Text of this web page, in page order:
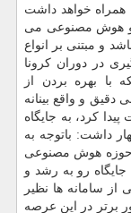
همراه خواهد داشت
رو هوش مصنوعی می
و مبتنی بر انواع
در دوران کرونا
با بهره بردن از
و واقع بینانه
کرد، به جایگاه
داشت: باتوجه به
حوزه هوش مصنوعی
رو به رشد و
سامانه ها نظیر
۱۹ جزو چند کشور برتر در این عرصه